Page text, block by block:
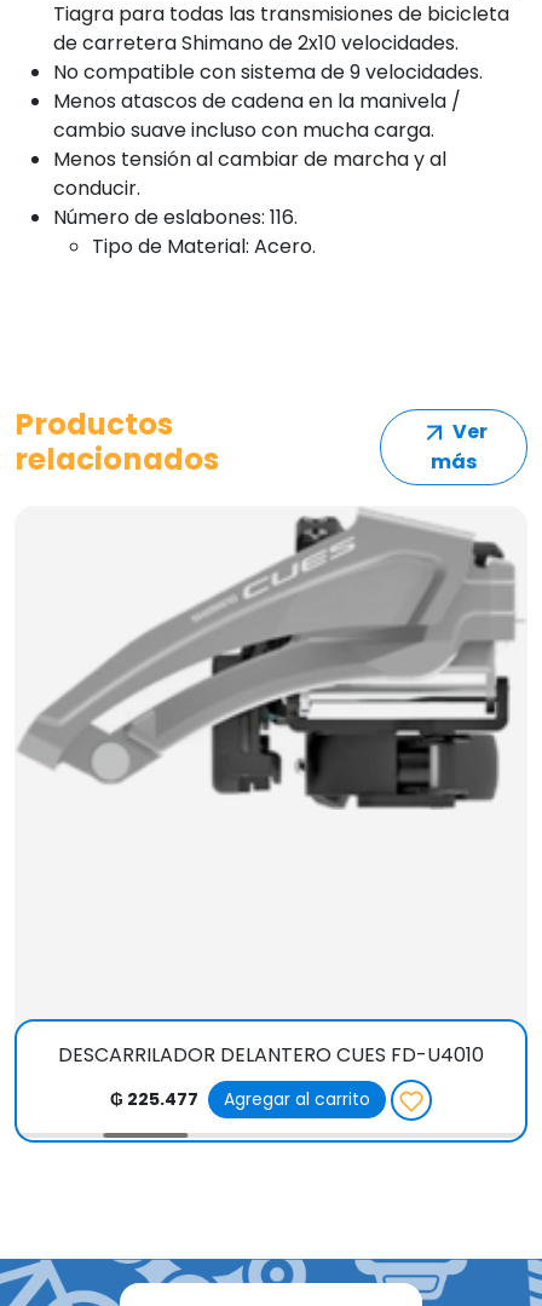
Tiagra para todas las transmisiones de bicicleta
de carretera Shimano de 2x10 velocidades.
No compatible con sistema de 9 velocidades.
Menos atascos de cadena en la manivela /
cambio suave incluso con mucha carga.
Menos tensión al cambiar de marcha y al
conducir.
Número de eslabones: 116.
Tipo de Material: Acero.
Productos
relacionados
Ver
más
DESCARRILADOR DELANTERO CUES FD-U4010
₲ 225.477 Agregar al carrito